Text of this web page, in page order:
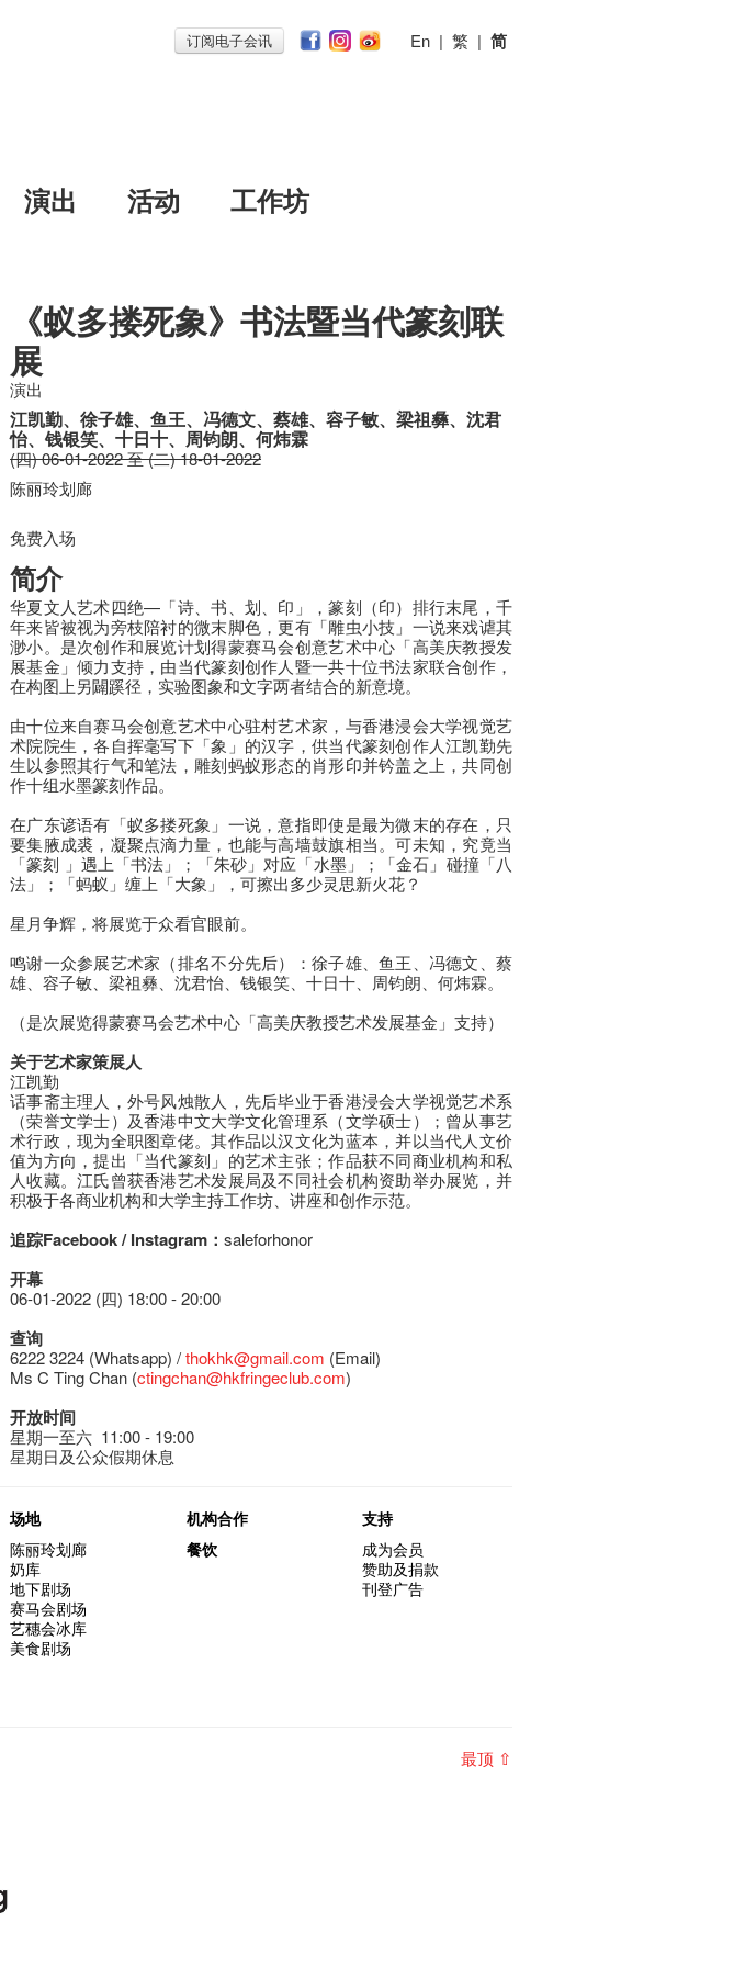
订阅电子会讯 En | 繁 | 简
演出 活动
工作坊
《蚁多搂死象》书法暨当代篆刻联
展
演出
江凯勤、徐子雄、鱼王、冯德文、蔡雄、容子敏、梁祖彝、沈君
怡、钱银笑、十日十、周钧朗、何炜霖
(四) 06-01-2022 至 (二) 18-01-2022
陈丽玲划廊
免费入场
简介
华夏文人艺术四绝—「诗、书、划、印」，篆刻（印）排行末尾，千
年来皆被视为旁枝陪衬的微末脚色，更有「雕虫小技」一说来戏谑其
渺小。是次创作和展览计划得蒙赛马会创意艺术中心「高美庆教授发
展基金」倾力支持，由当代篆刻创作人暨一共十位书法家联合创作，
在构图上另闢蹊径，实验图象和文字两者结合的新意境。
由十位来自赛马会创意艺术中心驻村艺术家，与香港浸会大学视觉艺
术院院生，各自挥毫写下「象」的汉字，供当代篆刻创作人江凯勤先
生以参照其行气和笔法，雕刻蚂蚁形态的肖形印并钤盖之上，共同创
作十组水墨篆刻作品。
在广东谚语有「蚁多搂死象」一说，意指即使是最为微末的存在，只
要集腋成裘，凝聚点滴力量，也能与高墙鼓旗相当。可未知，究竟当
「篆刻 」遇上「书法」；「朱砂」对应「水墨」；「金石」碰撞「八
法」；「蚂蚁」缠上「大象」，可擦出多少灵思新火花？
星月争辉，将展览于众看官眼前。
鸣谢一众参展艺术家（排名不分先后）：徐子雄、鱼王、冯德文、蔡
雄、容子敏、梁祖彝、沈君怡、钱银笑、十日十、周钧朗、何炜霖。
（是次展览得蒙赛马会艺术中心「高美庆教授艺术发展基金」支持）
关于艺术家策展人
江凯勤
话事斋主理人，外号风烛散人，先后毕业于香港浸会大学视觉艺术系
（荣誉文学士）及香港中文大学文化管理系（文学硕士）；曾从事艺
术行政，现为全职图章佬。其作品以汉文化为蓝本，并以当代人文价
值为方向，提出「当代篆刻」的艺术主张；作品获不同商业机构和私
人收藏。江氏曾获香港艺术发展局及不同社会机构资助举办展览，并
积极于各商业机构和大学主持工作坊、讲座和创作示范。
追踪Facebook / Instagram：saleforhonor
开幕
06-01-2022 (四) 18:00 - 20:00
查询
6222 3224 (Whatsapp) /thokhk@gmail.com (Email)
Ms C Ting Chan (ctingchan@hkfringeclub.com)
开放时间
星期一至六 11:00 - 19:00
星期日及公众假期休息
场地
陈丽玲划廊
奶库
地下剧场
赛马会剧场
艺穗会冰库
美食剧场
机构合作
餐饮
支持
成为会员
赞助及捐款
刊登广告
最顶 ⇧